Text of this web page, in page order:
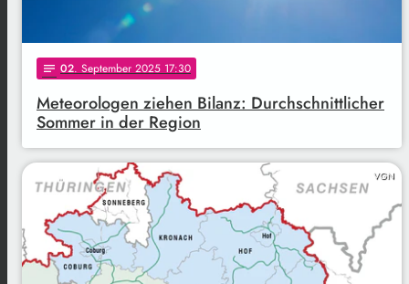
notes 02. September 2025 17:30
Meteorologen ziehen Bilanz: Durchschnittlicher
Sommer in der Region
VGN